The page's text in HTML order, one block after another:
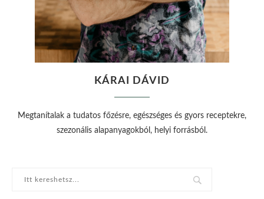
KÁRAI DÁVID
Megtanítalak a tudatos főzésre, egészséges és gyors receptekre,
szezonális alapanyagokból, helyi forrásból.